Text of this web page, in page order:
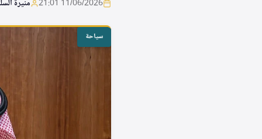
11/06/2026 21:01 منيرة
سياحة